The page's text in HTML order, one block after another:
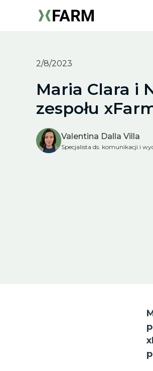
2/8/2023
Maria Clara i
zespołu
Valentina Dalla Villa
Specjalista ds. komunikacji i